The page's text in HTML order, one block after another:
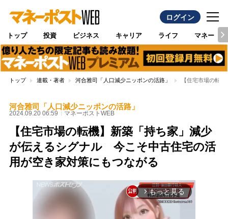
ログイン
トップ 投資 ビジネス キャリア ライフ マネー
トップ 連載・著者 河合雅司「人口減少ニッポンの活路」 【住宅市場の転
河合雅司「人口減少ニッポンの活路」
2024.09.20 06:59 マネーポストWEB
【住宅市場の転機】新築「持ち家」減少
が伝えるシグナル 今こそ中古住宅の活
用が空き家対策にもつながる
arrow_forward_ios もっと見る